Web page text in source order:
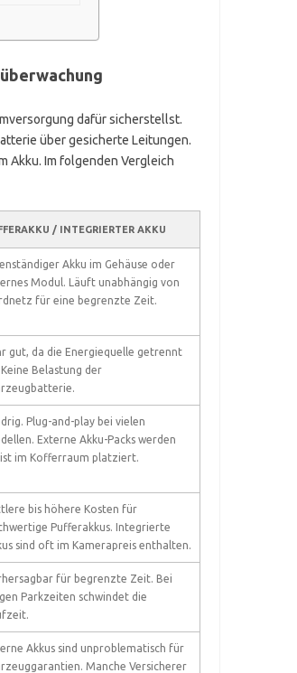
dafür sicherstellst.
über gesicherte Leitungen.
Akku. Im folgenden Vergleich
/ INTEGRIERTER AKKU
Akku im Gehäuse oder
Modul. Läuft unabhängig von
für eine begrenzte Zeit.
gut, da die Energiequelle getrennt
Belastung der
Plug-and-play bei vielen
Externe Akku-Packs werden
im Kofferraum platziert.
bis höhere Kosten für
Pufferakkus. Integrierte
sind oft im Kamerapreis enthalten.
für begrenzte Zeit. Bei
Parkzeiten schwindet die
Akkus sind unproblematisch für
Manche Versicherer